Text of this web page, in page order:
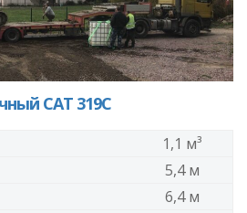
CAT 319C
1,1 м³
5,4 м
6,4 м